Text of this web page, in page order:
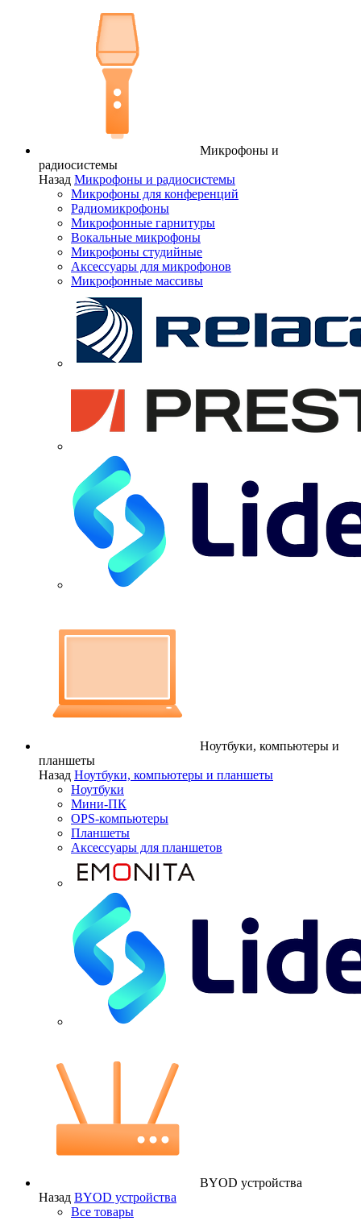
Микрофоны и
радиосистемы
Назад Микрофоны и радиосистемы
Микрофоны для конференций
Радиомикрофоны
Микрофонные гарнитуры
Вокальные микрофоны
Микрофоны студийные
Аксессуары для микрофонов
Микрофонные массивы
Ноутбуки, компьютеры и
планшеты
Назад Ноутбуки, компьютеры и планшеты
Ноутбуки
Мини-ПК
OPS-компьютеры
Планшеты
Аксессуары для планшетов
BYOD устройства
Назад BYOD устройства
Все товары